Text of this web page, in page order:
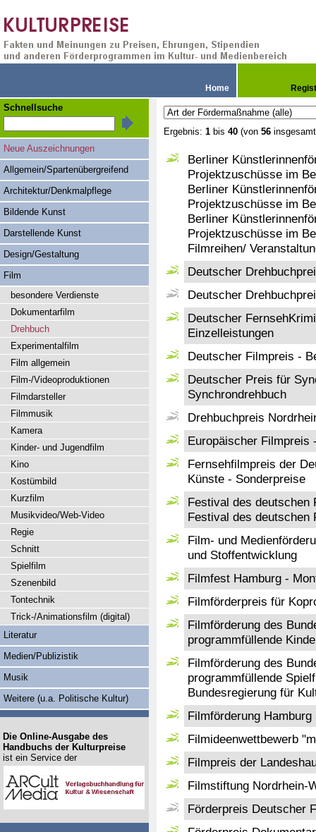
Home
Ergebnis: 1 bis 40 (von 56
Berliner
Projektzuschüsse im
Berliner
Projektzuschüsse im
Berliner
Projektzuschüsse im
Filmreihen/
Deutscher
Deutscher
Deutscher
Einzelleistungen
Deutscher Filmpreis -
Deutscher Preis für
Synchrondrehbuch
Drehbuchpreis
Europäischer Filmpreis
Fernsehfilmpreis der
Künste - Sonderpreise
Festival des
Festival des deutschen
Film- und
und Stoffentwicklung
Filmfest Hamburg -
Filmförderpreis für
Filmförderung des
programmfüllende
Filmförderung des
programmfüllende
Bundesregierung für
Filmförderung
Filmideenwettbewerb
Filmpreis der
Filmstiftung Nordrhein-
Förderpreis Deutscher
Schnellsuche
Neue Auszeichnungen
Allgemein/Spartenübergreifend
Architektur/Denkmalpflege
Bildende Kunst
Darstellende Kunst
Design/Gestaltung
Film
besondere Verdienste
Dokumentarfilm
Drehbuch
Experimentalfilm
Film allgemein
Film-/Videoproduktionen
Filmdarsteller
Filmmusik
Kamera
Kinder- und Jugendfilm
Kino
Kostümbild
Kurzfilm
Musikvideo/Web-Video
Regie
Schnitt
Spielfilm
Szenenbild
Tontechnik
Trick-/Animationsfilm (digital)
Literatur
Medien/Publizistik
Musik
Weitere (u.a. Politische Kultur)
Die Online-Ausgabe des
Handbuchs der Kulturpreise
ist ein Service der